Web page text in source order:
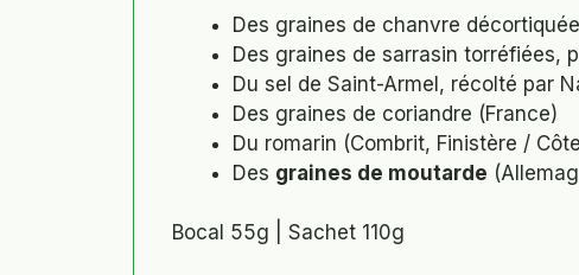
Des graines de chanvre
Des graines de sarrasin torréfiées,
Du sel de Saint-Armel, récolté par
Des graines de coriandre (France)
Du romarin (Combrit, Finistère /
Des graines de moutarde
Bocal 55g | Sachet 110g